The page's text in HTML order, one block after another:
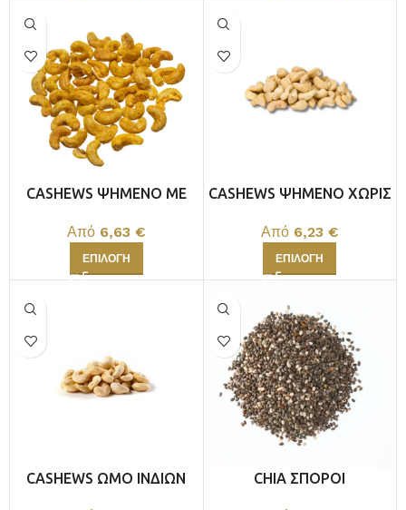
CASHEWS ΨΗΜΕΝΟ ΜΕ
Από 6,63 €
ΕΠΙΛΟΓΉ
CASHEWS ΨΗΜΕΝΟ ΧΩΡΙΣ
Από 6,23 €
ΕΠΙΛΟΓΉ
CASHEWS ΩΜΟ ΙΝΔΙΩΝ CHIA ΣΠΟΡΟΙ